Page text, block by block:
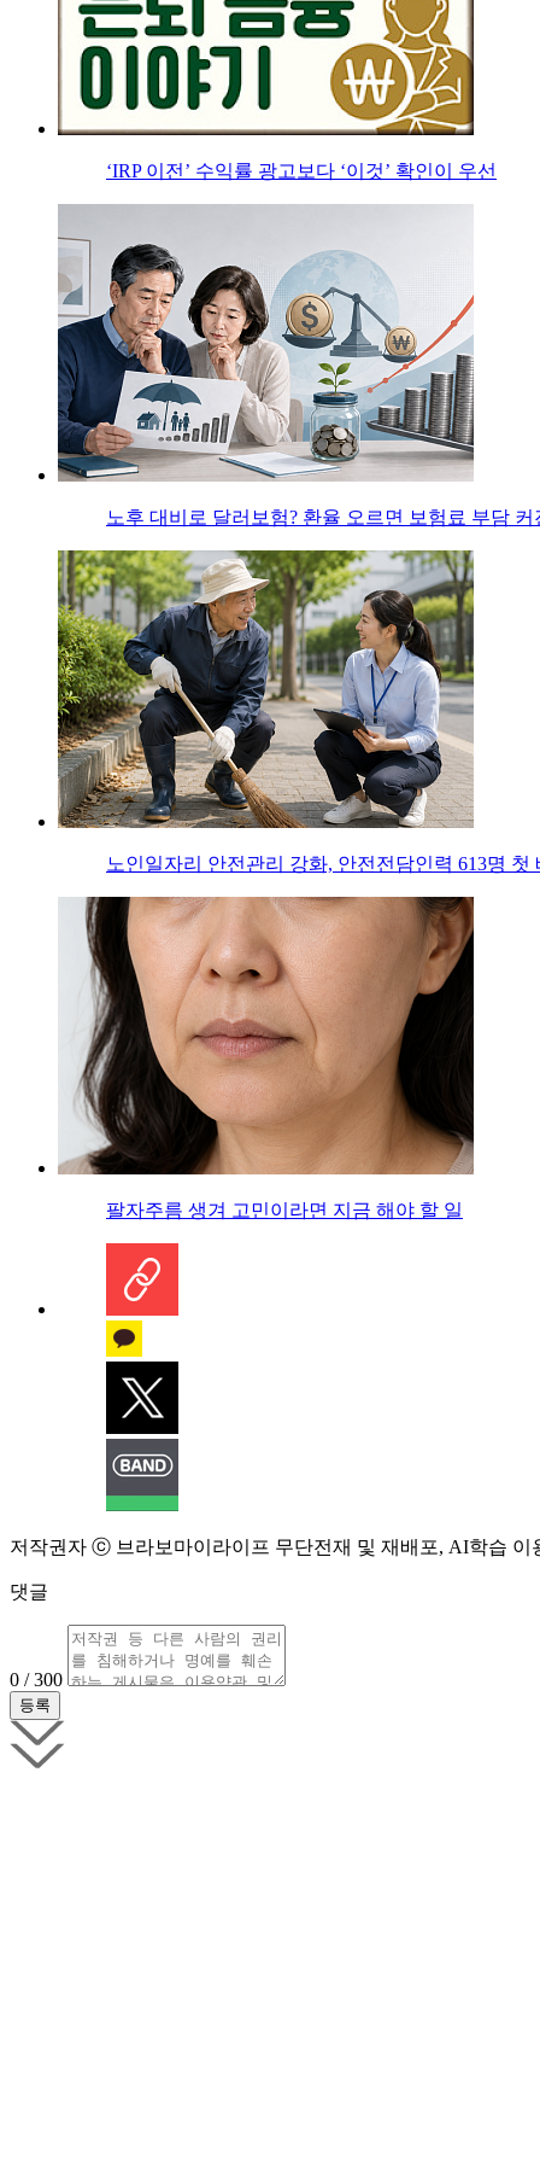
‘IRP 이전’ 수익률 광고보다 ‘이것’ 확인이 우선
노후 대비로 달러보험? 환율 오르면 보험료 부담 커
노인일자리 안전관리 강화, 안전전담인력 613명 첫
팔자주름 생겨 고민이라면 지금 해야 할 일
저작권자 ⓒ 브라보마이라이프 무단전재 및 재배포, AI학습 이
댓글
0 / 300